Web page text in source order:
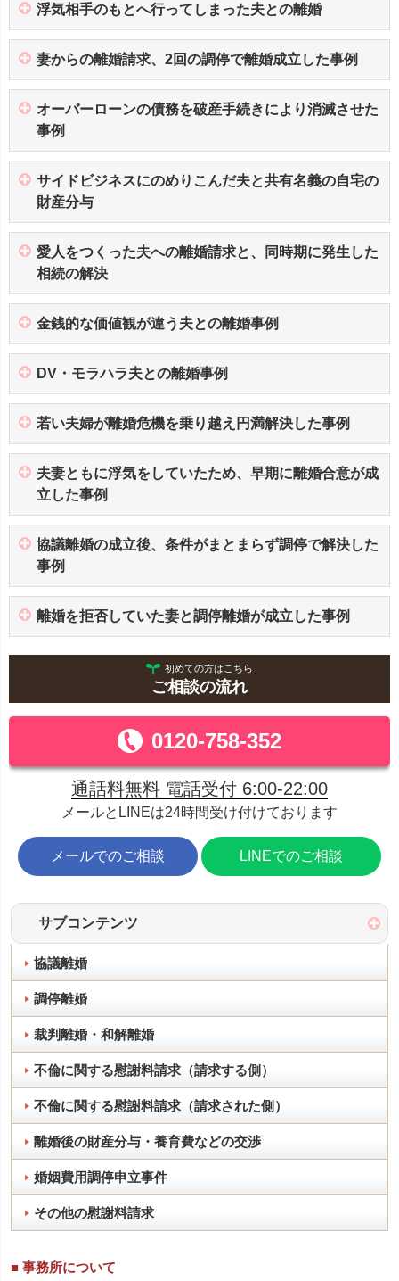
浮気相手のもとへ行ってしまった夫との離婚
妻からの離婚請求、2回の調停で離婚成立した事例
オーバーローンの債務を破産手続きにより消滅させた
事例
サイドビジネスにのめりこんだ夫と共有名義の自宅の
財産分与
愛人をつくった夫への離婚請求と、同時期に発生した
相続の解決
金銭的な価値観が違う夫との離婚事例
DV・モラハラ夫との離婚事例
若い夫婦が離婚危機を乗り越え円満解決した事例
夫妻ともに浮気をしていたため、早期に離婚合意が成
立した事例
協議離婚の成立後、条件がまとまらず調停で解決した
事例
離婚を拒否していた妻と調停離婚が成立した事例
初めての方はこちら
ご相談の流れ
0120-758-352
通話料無料 電話受付 6:00-22:00
メールとLINEは24時間受け付けております
メールでのご相談 LINEでのご相談
サブコンテンツ
協議離婚
調停離婚
裁判離婚・和解離婚
不倫に関する慰謝料請求（請求する側）
不倫に関する慰謝料請求（請求された側）
離婚後の財産分与・養育費などの交渉
婚姻費用調停申立事件
その他の慰謝料請求
■ 事務所について